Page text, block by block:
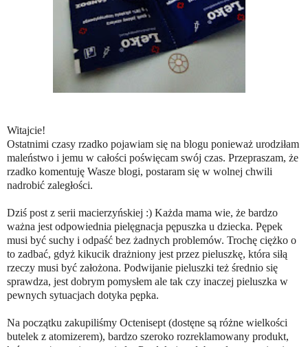
Witajcie!
Ostatnimi czasy rzadko pojawiam się na blogu ponieważ urodziłam
maleństwo i jemu w całości poświęcam swój czas. Przepraszam, że
rzadko komentuję Wasze blogi, postaram się w wolnej chwili
nadrobić zaległości.
Dziś post z serii macierzyńskiej :) Każda mama wie, że bardzo
ważna jest odpowiednia pielęgnacja pępuszka u dziecka. Pępek
musi być suchy i odpaść bez żadnych problemów. Trochę ciężko o
to zadbać, gdyż kikucik drażniony jest przez pieluszkę, która siłą
rzeczy musi być założona. Podwijanie pieluszki też średnio się
sprawdza, jest dobrym pomysłem ale tak czy inaczej pieluszka w
pewnych sytuacjach dotyka pępka.
Na początku zakupiliśmy Octenisept (dostęne są różne wielkości
butelek z atomizerem), bardzo szeroko rozreklamowany produkt,